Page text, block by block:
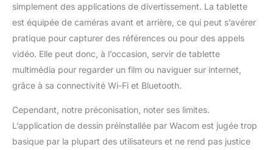
simplement des applications de divertissement. La tablette
est équipée de caméras avant et arrière, ce qui peut s’avérer
pratique pour capturer des références ou pour des appels
vidéo. Elle peut donc, à l’occasion, servir de tablette
multimédia pour regarder un film ou naviguer sur internet,
grâce à sa connectivité Wi-Fi et Bluetooth.
Cependant, notre préconisation, noter ses limites.
L’application de dessin préinstallée par Wacom est jugée trop
basique par la plupart des utilisateurs et ne rend pas justice